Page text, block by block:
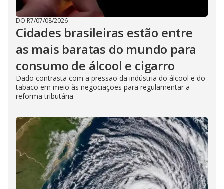
DO R7/07/08/2026
Cidades brasileiras estão entre
as mais baratas do mundo para
consumo de álcool e cigarro
Dado contrasta com a pressão da indústria do álcool e do
tabaco em meio às negociações para regulamentar a
reforma tributária